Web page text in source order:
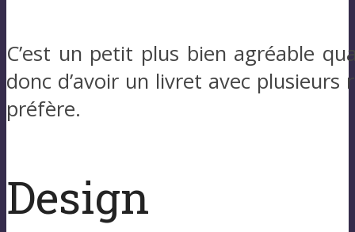
C’est un petit plus bien agréable
donc d’avoir un livret avec
préfère.
Design